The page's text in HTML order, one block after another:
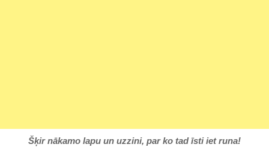
Šķir nākamo lapu un uzzini, par ko tad īsti iet runa!